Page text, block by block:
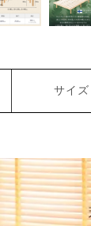
サイズ